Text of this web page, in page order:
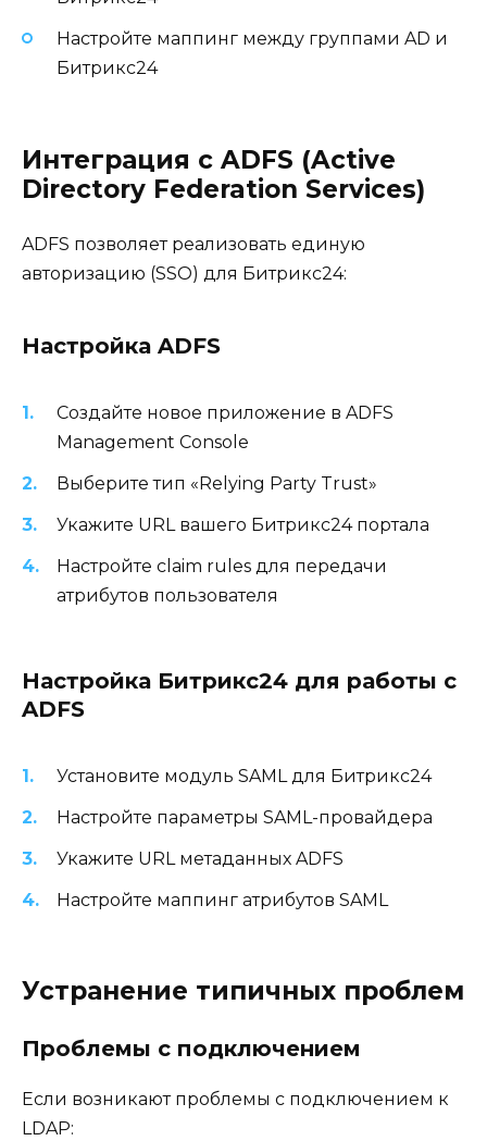
Настройте маппинг между группами AD и
Битрикс24
Интеграция с ADFS (Active
Directory Federation Services)
ADFS позволяет реализовать единую
авторизацию (SSO) для Битрикс24:
Настройка ADFS
Создайте новое приложение в ADFS
Management Console
Выберите тип «Relying Party Trust»
Укажите URL вашего Битрикс24 портала
Настройте claim rules для передачи
атрибутов пользователя
Настройка Битрикс24 для работы с
ADFS
Установите модуль SAML для Битрикс24
Настройте параметры SAML-провайдера
Укажите URL метаданных ADFS
Настройте маппинг атрибутов SAML
Устранение типичных проблем
Проблемы с подключением
Если возникают проблемы с подключением к
LDAP: